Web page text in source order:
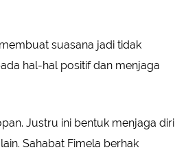
suasana jadi tidak
hal-hal positif dan menjaga
Justru ini bentuk menjaga diri
Sahabat Fimela berhak